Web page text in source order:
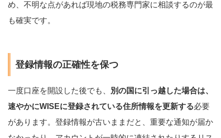
め、不明な点があれば現地の税務専門家に相談するのが最
も確実です。
登録情報の正確性を保つ
一度口座を開設した後でも、
別の国に引っ越した場合は、
速やかにWISEに登録されている住所情報を更新する必要
があります。登録情報が古いままだと、重要な通知が届か